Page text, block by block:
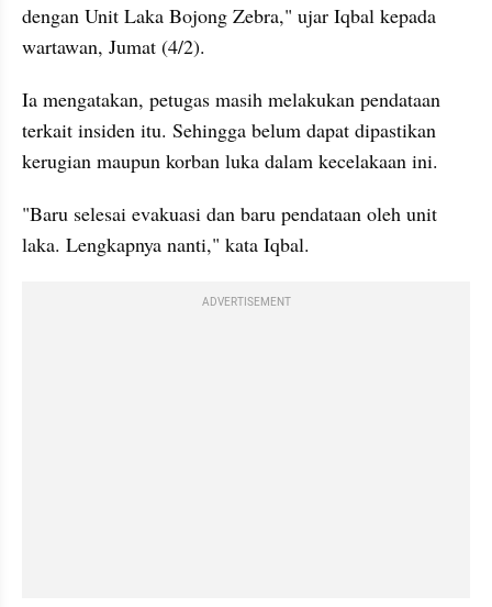
dengan Unit Laka Bojong Zebra," ujar Iqbal kepada
wartawan, Jumat (4/2).
Ia mengatakan, petugas masih melakukan pendataan
terkait insiden itu. Sehingga belum dapat dipastikan
kerugian maupun korban luka dalam kecelakaan ini.
"Baru selesai evakuasi dan baru pendataan oleh unit
laka. Lengkapnya nanti," kata Iqbal.
ADVERTISEMENT